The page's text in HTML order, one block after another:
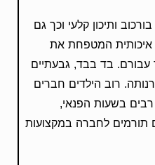
ותיכון קלעי וכך גם
איכותית המטפחת את
עבורם. בד בבד, גבעתיים
רוב הילדים חברים
בשעות הפנאי,
תורמים לחברה במקצועות